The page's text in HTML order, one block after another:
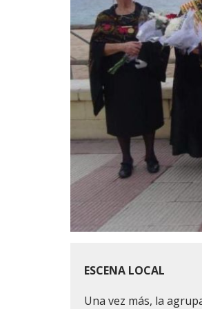
ESCENA LOCAL
Una vez más, la